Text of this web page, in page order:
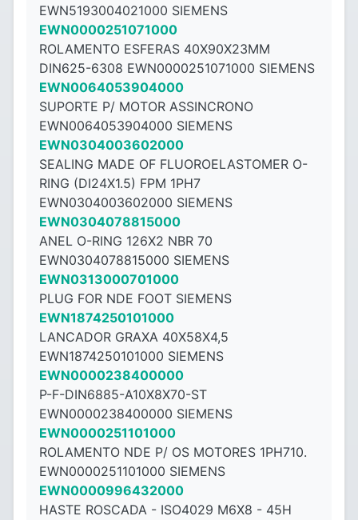
EWN5193004021000 SIEMENS
EWN0000251071000
ROLAMENTO ESFERAS 40X90X23MM
DIN625-6308 EWN0000251071000 SIEMENS
EWN0064053904000
SUPORTE P/ MOTOR ASSINCRONO
EWN0064053904000 SIEMENS
EWN0304003602000
SEALING MADE OF FLUOROELASTOMER O-
RING (DI24X1.5) FPM 1PH7
EWN0304003602000 SIEMENS
EWN0304078815000
ANEL O-RING 126X2 NBR 70
EWN0304078815000 SIEMENS
EWN0313000701000
PLUG FOR NDE FOOT SIEMENS
EWN1874250101000
LANCADOR GRAXA 40X58X4,5
EWN1874250101000 SIEMENS
EWN0000238400000
P-F-DIN6885-A10X8X70-ST
EWN0000238400000 SIEMENS
EWN0000251101000
ROLAMENTO NDE P/ OS MOTORES 1PH710.
EWN0000251101000 SIEMENS
EWN0000996432000
HASTE ROSCADA - ISO4029 M6X8 - ​​45H